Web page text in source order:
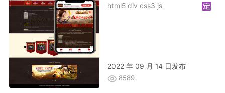
html5 div css3 js
2022 年 09 月 14 日发布
8589